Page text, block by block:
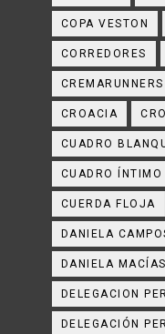
COPA VESTON
CORREDORES
CREMARUNNERS
CROACIA
CUADRO
CUADRO ÍNTIMO
CUERDA FLOJA
DANIELA
DANIELA MACÍAS
DELEGACION
DELEGACIÓN